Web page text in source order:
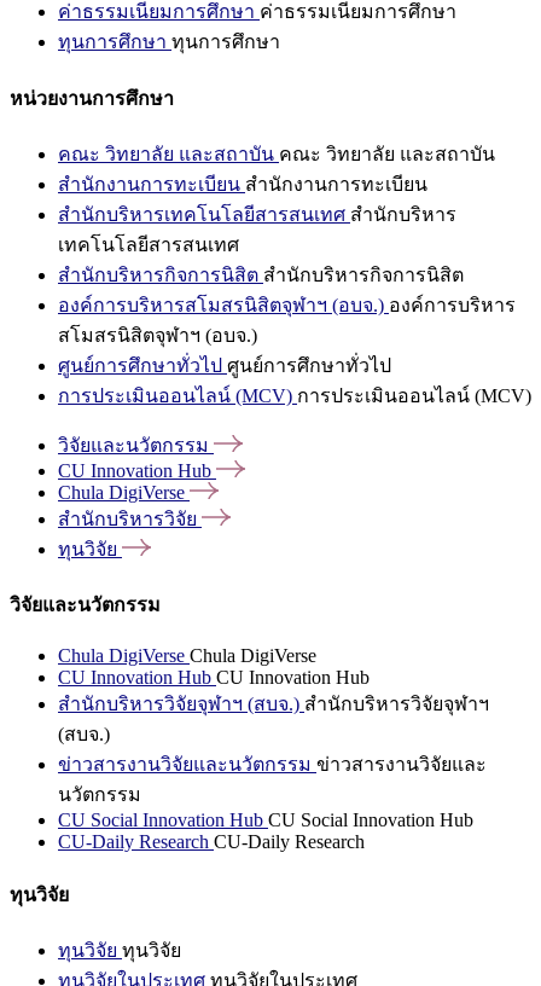
ค่าธรรมเนียมการศึกษา ค่าธรรมเนียมการศึกษา
ทุนการศึกษา ทุนการศึกษา
หน่วยงานการศึกษา
คณะ วิทยาลัย และสถาบัน คณะ วิทยาลัย และสถาบัน
สำนักงานการทะเบียน สำนักงานการทะเบียน
สำนักบริหารเทคโนโลยีสารสนเทศ สำนักบริหาร
เทคโนโลยีสารสนเทศ
สำนักบริหารกิจการนิสิต สำนักบริหารกิจการนิสิต
องค์การบริหารสโมสรนิสิตจุฬาฯ (อบจ.) องค์การบริหาร
สโมสรนิสิตจุฬาฯ (อบจ.)
ศูนย์การศึกษาทั่วไป ศูนย์การศึกษาทั่วไป
การประเมินออนไลน์ (MCV) การประเมินออนไลน์ (MCV)
วิจัยและนวัตกรรม
CU Innovation Hub
Chula DigiVerse
สำนักบริหารวิจัย
ทุนวิจัย
วิจัยและนวัตกรรม
Chula DigiVerse Chula DigiVerse
CU Innovation Hub CU Innovation Hub
สำนักบริหารวิจัยจุฬาฯ (สบจ.) สำนักบริหารวิจัยจุฬาฯ
(สบจ.)
ข่าวสารงานวิจัยและนวัตกรรม ข่าวสารงานวิจัยและ
นวัตกรรม
CU Social Innovation Hub CU Social Innovation Hub
CU-Daily Research CU-Daily Research
ทุนวิจัย
ทุนวิจัย ทุนวิจัย
ทุนวิจัยในประเทศ ทุนวิจัยในประเทศ